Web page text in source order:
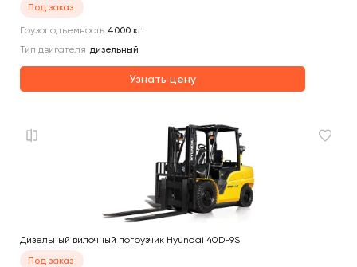
Под заказ
Грузоподъемность 4000 кг
Тип двигателя дизельный
Узнать цену
Дизельный вилочный погрузчик Hyundai 40D-9S
Под заказ